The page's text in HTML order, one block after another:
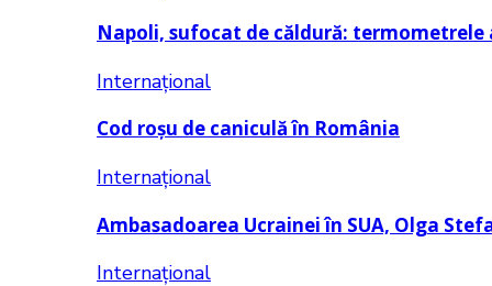
Napoli, sufocat de căldură: termometrele
Internațional
Cod roșu de caniculă în România
Internațional
Ambasadoarea Ucrainei în SUA, Olga
Internațional